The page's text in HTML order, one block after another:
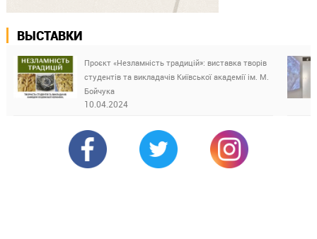
ВЫСТАВКИ
Проєкт «Незламність традицій»: виставка творів
студентів та викладачів Київської академії ім. М.
Бойчука
10.04.2024